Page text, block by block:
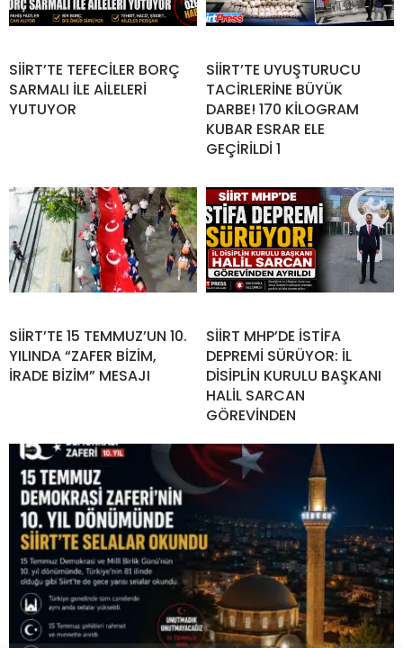
SİİRT’TE TEFECİLER BORÇ
SARMALI İLE AİLELERİ
YUTUYOR
SİİRT’TE UYUŞTURUCU
TACİRLERİNE BÜYÜK
DARBE! 170 KİLOGRAM
KUBAR ESRAR ELE
GEÇİRİLDİ 1
SİİRT’TE 15 TEMMUZ’UN 10.
YILINDA “ZAFER BİZİM,
İRADE BİZİM” MESAJI
SİİRT MHP’DE İSTİFA
DEPREMİ SÜRÜYOR: İL
DİSİPLİN KURULU BAŞKANI
HALİL SARCAN
GÖREVİNDEN